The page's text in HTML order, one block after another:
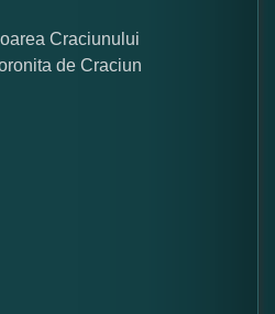
Craciunului
de Craciun